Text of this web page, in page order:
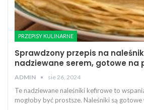
PRZEPISY KULINARNE
Sprawdzony przepis na
nadziewane serem, gotowe na
ADMIN sie 26, 2024
Te nadziewane naleśniki kefirowe to
mogłoby być prostsze. Naleśniki są